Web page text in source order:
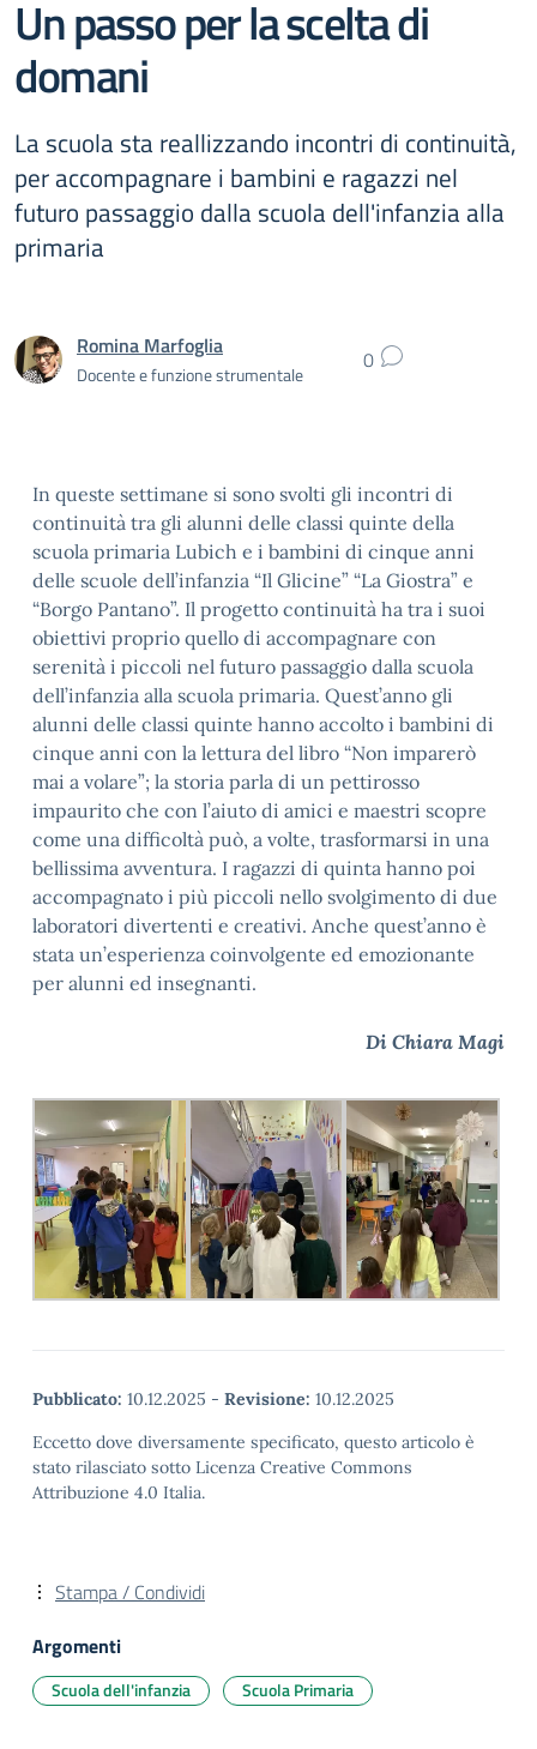
Un passo per la scelta di
domani
La scuola sta reallizzando incontri di continuità,
per accompagnare i bambini e ragazzi nel
futuro passaggio dalla scuola dell'infanzia alla
primaria
Romina Marfoglia
Docente e funzione strumentale 0
In queste settimane si sono svolti gli incontri di
continuità tra gli alunni delle classi quinte della
scuola primaria Lubich e i bambini di cinque anni
delle scuole dell’infanzia “Il Glicine” “La Giostra” e
“Borgo Pantano”. Il progetto continuità ha tra i suoi
obiettivi proprio quello di accompagnare con
serenità i piccoli nel futuro passaggio dalla scuola
dell’infanzia alla scuola primaria. Quest’anno gli
alunni delle classi quinte hanno accolto i bambini di
cinque anni con la lettura del libro “Non imparerò
mai a volare”; la storia parla di un pettirosso
impaurito che con l’aiuto di amici e maestri scopre
come una difficoltà può, a volte, trasformarsi in una
bellissima avventura. I ragazzi di quinta hanno poi
accompagnato i più piccoli nello svolgimento di due
laboratori divertenti e creativi. Anche quest’anno è
stata un’esperienza coinvolgente ed emozionante
per alunni ed insegnanti.
Di Chiara Magi
Pubblicato: 10.12.2025 - Revisione: 10.12.2025
Eccetto dove diversamente specificato, questo articolo è
stato rilasciato sotto Licenza Creative Commons
Attribuzione 4.0 Italia.
Stampa / Condividi
Argomenti
Scuola dell'infanzia Scuola Primaria